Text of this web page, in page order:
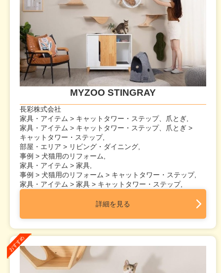
MYZOO STINGRAY
長彩株式会社
家具・アイテム > キャットタワー・ステップ、爪とぎ,
家具・アイテム > キャットタワー・ステップ、爪とぎ >
キャットタワー・ステップ,
部屋・エリア > リビング・ダイニング,
事例 > 犬猫用のリフォーム,
家具・アイテム > 家具,
事例 > 犬猫用のリフォーム > キャットタワー・ステップ,
家具・アイテム > 家具 > キャットタワー・ステップ,
詳細を見る